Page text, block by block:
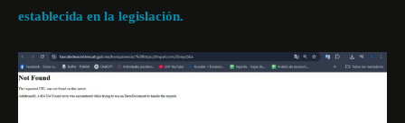
establecida en la legislación.